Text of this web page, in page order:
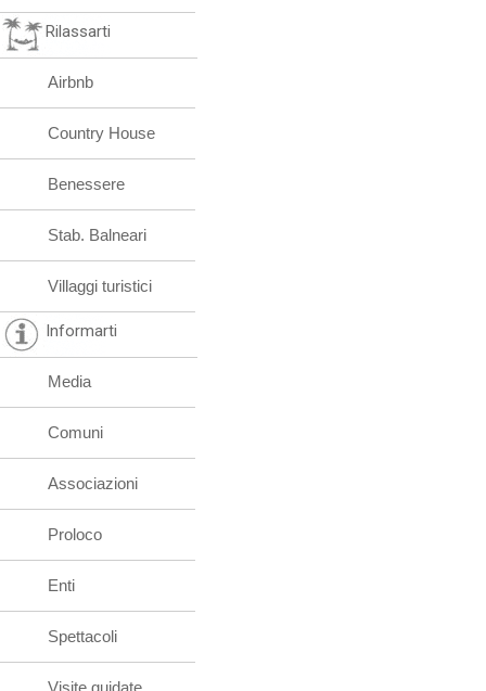
Rilassarti
Airbnb
Country House
Benessere
Stab. Balneari
Villaggi turistici
Informarti
Media
Comuni
Associazioni
Proloco
Enti
Spettacoli
Visite guidate